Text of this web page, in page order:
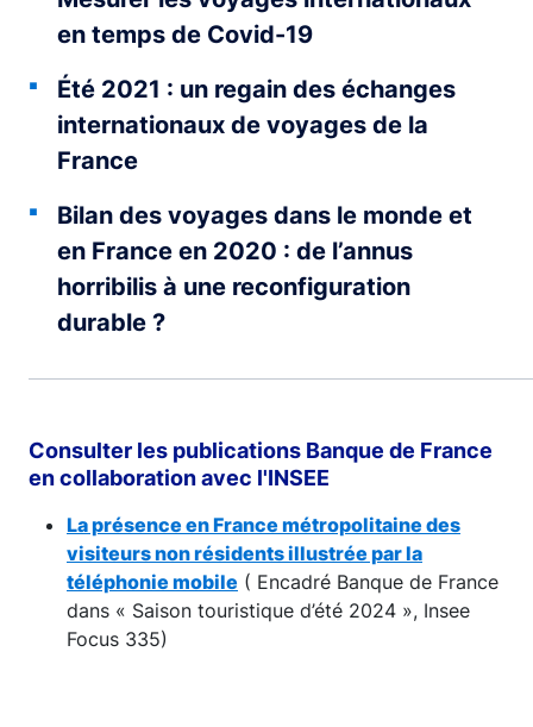
en temps de Covid-19
Été 2021 : un regain des échanges
internationaux de voyages de la
France
Bilan des voyages dans le monde et
en France en 2020 : de l’annus
horribilis à une reconfiguration
durable ?
Consulter les publications Banque de France
en collaboration avec l'INSEE
La présence en France métropolitaine des
visiteurs non résidents illustrée par la
téléphonie mobile ( Encadré Banque de France
dans « Saison touristique d’été 2024 », Insee
Focus 335)